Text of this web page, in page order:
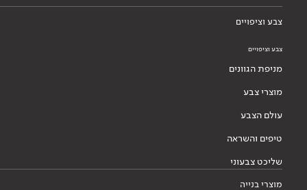
צבע וציפויים
צבע וציפויים
מניפת הגוונים
מוצרי צבע
עולם הצבע
טיפים והשראה
שליכט צבעוני
מוצרי בנייה